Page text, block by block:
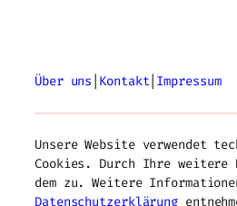
Über uns Kontakt Impressum
Unsere Website verwendet
Cookies. Durch Ihre weitere
dem zu. Weitere
Datenschutzerklärung